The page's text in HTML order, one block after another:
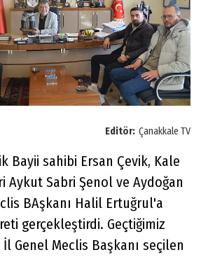
Editör: Çanakkale TV
Bayii sahibi Ersan Çevik, Kale
Aykut Sabri Şenol ve Aydoğan
BAşkanı Halil Ertuğrul'a
gerçekleştirdi. Geçtiğimiz
Genel Meclis Başkanı seçilen